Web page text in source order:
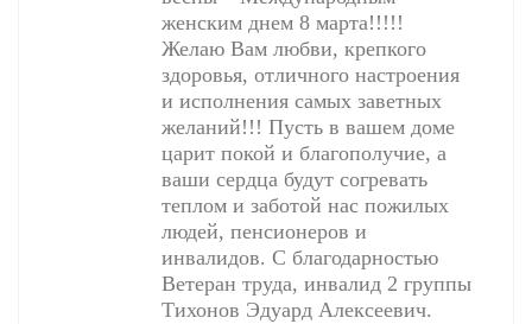
женским днем 8 марта!!!!!
Желаю Вам любви, крепкого
здоровья, отличного настроения
и исполнения самых заветных
желаний!!! Пусть в вашем доме
царит покой и благополучие, а
ваши сердца будут согревать
теплом и заботой нас пожилых
людей, пенсионеров и
инвалидов. С благодарностью
Ветеран труда, инвалид 2 группы
Тихонов Эдуард Алексеевич.